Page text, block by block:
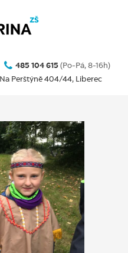
485 104 615 (Po-Pá, 8-16h)
Na Perštýně 404/44, Liberec